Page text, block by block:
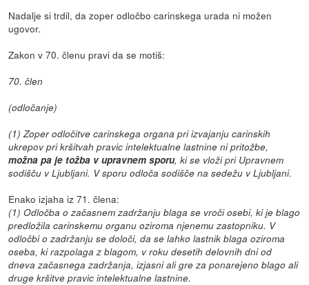
Nadalje si trdil, da zoper odločbo carinskega urada ni možen
ugovor.
Zakon v 70. členu pravi da se motiš:
70. člen
(odločanje)
(1) Zoper odločitve carinskega organa pri izvajanju carinskih
ukrepov pri kršitvah pravic intelektualne lastnine ni pritožbe,
možna pa je tožba v upravnem sporu, ki se vloži pri Upravnem
sodišču v Ljubljani. V sporu odloča sodišče na sedežu v Ljubljani.
Enako izjaha iz 71. člena:
(1) Odločba o začasnem zadržanju blaga se vroči osebi, ki je blago
predložila carinskemu organu oziroma njenemu zastopniku. V
odločbi o zadržanju se določi, da se lahko lastnik blaga oziroma
oseba, ki razpolaga z blagom, v roku desetih delovnih dni od
dneva začasnega zadržanja, izjasni ali gre za ponarejeno blago ali
druge kršitve pravic intelektualne lastnine.